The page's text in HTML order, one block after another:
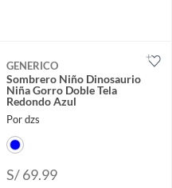
GENERICO
Sombrero Niño Dinosaurio
Niña Gorro Doble Tela
Redondo Azul
Por dzs
S/ 69.99